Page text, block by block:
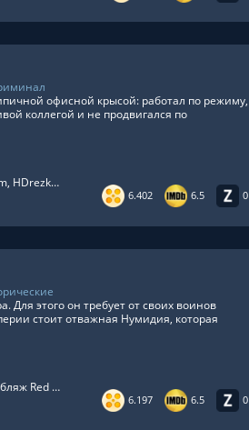
6.402 6.5 0
офисной крысой: работал по режиму,
коллегой и не продвигался по
Дублированный, LostFilm, HDrezka Studio, HDrezka Studio. 18+, Pazl Voice, Любительский многоголосый, Оригинальный, Дубляж Red Head Sound, Субтитры, ViruseProject
6.197 6.5 0
этого он требует от своих воинов
стоит отважная Нумидия, которая
Дубляж Flarrow Films, Дубляж Red Head Sound, LostFilm, TVShows, HDrezka Studio, Оригинальный, Субтитры, LE-Production, Дублированный, LineFilm